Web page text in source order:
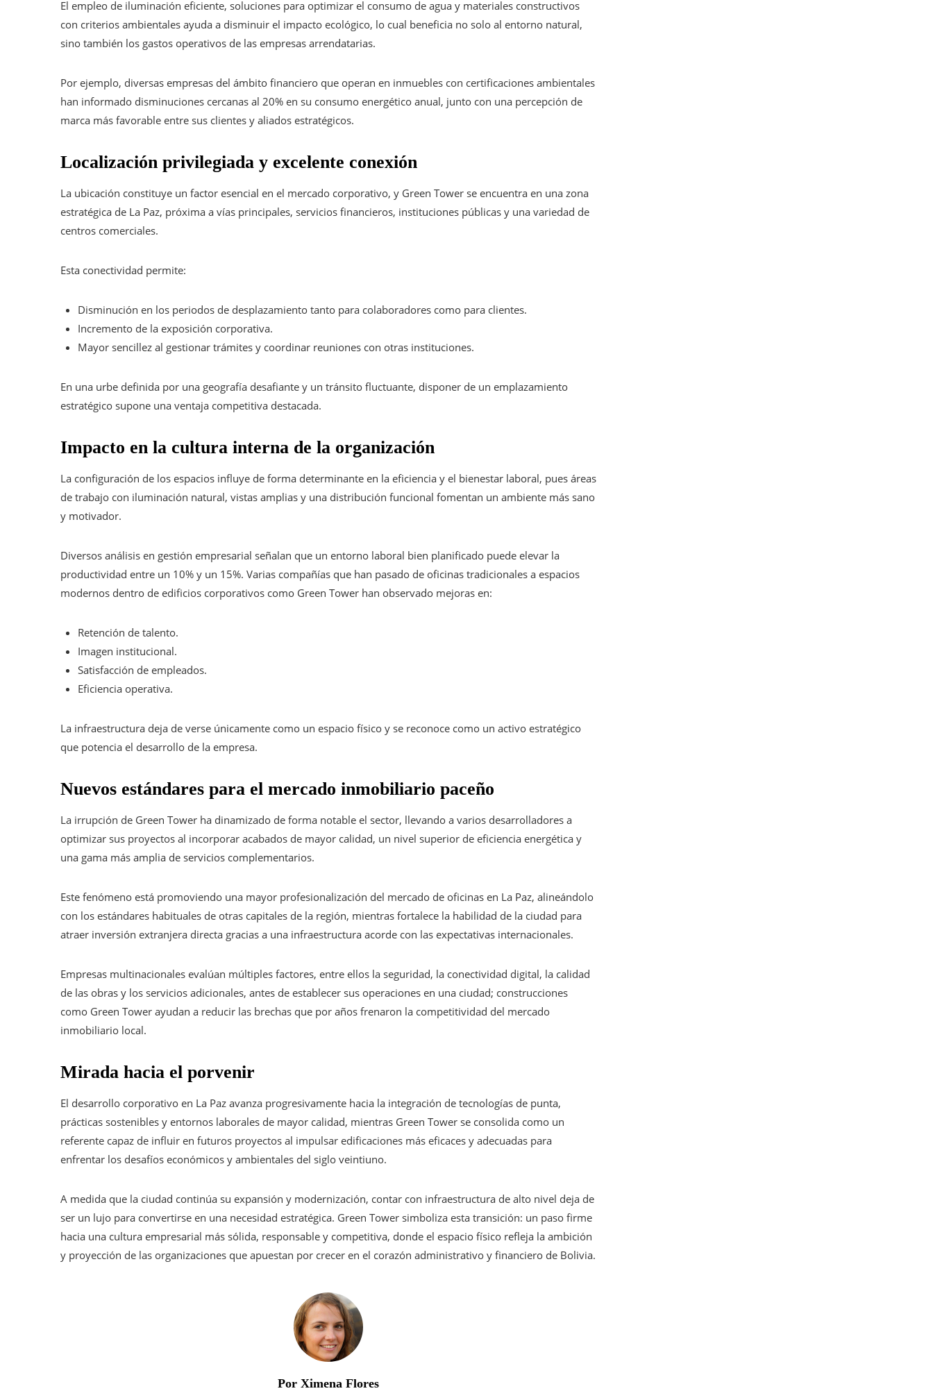
El empleo de iluminación eficiente, soluciones para optimizar el consumo de agua y materiales constructivos
con criterios ambientales ayuda a disminuir el impacto ecológico, lo cual beneficia no solo al entorno natural,
sino también los gastos operativos de las empresas arrendatarias.
Por ejemplo, diversas empresas del ámbito financiero que operan en inmuebles con certificaciones ambientales
han informado disminuciones cercanas al 20% en su consumo energético anual, junto con una percepción de
marca más favorable entre sus clientes y aliados estratégicos.
Localización privilegiada y excelente conexión
La ubicación constituye un factor esencial en el mercado corporativo, y Green Tower se encuentra en una zona
estratégica de La Paz, próxima a vías principales, servicios financieros, instituciones públicas y una variedad de
centros comerciales.
Esta conectividad permite:
Disminución en los periodos de desplazamiento tanto para colaboradores como para clientes.
Incremento de la exposición corporativa.
Mayor sencillez al gestionar trámites y coordinar reuniones con otras instituciones.
En una urbe definida por una geografía desafiante y un tránsito fluctuante, disponer de un emplazamiento
estratégico supone una ventaja competitiva destacada.
Impacto en la cultura interna de la organización
La configuración de los espacios influye de forma determinante en la eficiencia y el bienestar laboral, pues áreas
de trabajo con iluminación natural, vistas amplias y una distribución funcional fomentan un ambiente más sano
y motivador.
Diversos análisis en gestión empresarial señalan que un entorno laboral bien planificado puede elevar la
productividad entre un 10% y un 15%. Varias compañías que han pasado de oficinas tradicionales a espacios
modernos dentro de edificios corporativos como Green Tower han observado mejoras en:
Retención de talento.
Imagen institucional.
Satisfacción de empleados.
Eficiencia operativa.
La infraestructura deja de verse únicamente como un espacio físico y se reconoce como un activo estratégico
que potencia el desarrollo de la empresa.
Nuevos estándares para el mercado inmobiliario paceño
La irrupción de Green Tower ha dinamizado de forma notable el sector, llevando a varios desarrolladores a
optimizar sus proyectos al incorporar acabados de mayor calidad, un nivel superior de eficiencia energética y
una gama más amplia de servicios complementarios.
Este fenómeno está promoviendo una mayor profesionalización del mercado de oficinas en La Paz, alineándolo
con los estándares habituales de otras capitales de la región, mientras fortalece la habilidad de la ciudad para
atraer inversión extranjera directa gracias a una infraestructura acorde con las expectativas internacionales.
Empresas multinacionales evalúan múltiples factores, entre ellos la seguridad, la conectividad digital, la calidad
de las obras y los servicios adicionales, antes de establecer sus operaciones en una ciudad; construcciones
como Green Tower ayudan a reducir las brechas que por años frenaron la competitividad del mercado
inmobiliario local.
Mirada hacia el porvenir
El desarrollo corporativo en La Paz avanza progresivamente hacia la integración de tecnologías de punta,
prácticas sostenibles y entornos laborales de mayor calidad, mientras Green Tower se consolida como un
referente capaz de influir en futuros proyectos al impulsar edificaciones más eficaces y adecuadas para
enfrentar los desafíos económicos y ambientales del siglo veintiuno.
A medida que la ciudad continúa su expansión y modernización, contar con infraestructura de alto nivel deja de
ser un lujo para convertirse en una necesidad estratégica. Green Tower simboliza esta transición: un paso firme
hacia una cultura empresarial más sólida, responsable y competitiva, donde el espacio físico refleja la ambición
y proyección de las organizaciones que apuestan por crecer en el corazón administrativo y financiero de Bolivia.
Por Ximena Flores